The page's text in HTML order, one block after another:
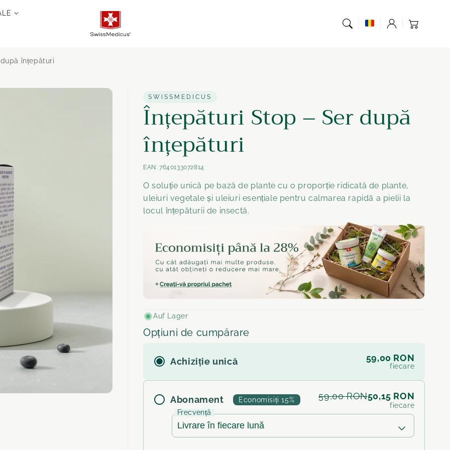
Înregistrare
cumpărături
înțepături
SWISSMEDICUS
Înțepături Stop – Ser după
înțepături
EAN: 7640133072814
O soluție unică pe bază de plante cu o proporție ridicată de plante,
uleiuri vegetale și uleiuri esențiale pentru calmarea rapidă a pielii la
locul înțepăturii de insectă.
Auf Lager
Opțiuni de cumpărare
Achiziție unică 59,00 RON
fiecare
Abonament Economisiți 15% 59,00 RON50,15 RON
fiecare
Frecvență